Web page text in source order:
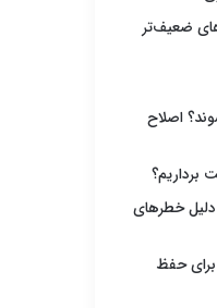
ضعیف‌تر
اصلاح
برداریم؟
دلیل خطرهای
برای حفظ